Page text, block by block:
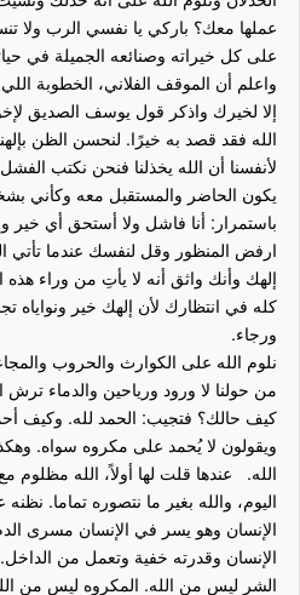
عملها معك؟ باركي يا نفسي الرب ولا
على كل خيراته وصنائعه الجميلة في
واعلم أن الموقف الفلاني، الخطوبة
إلا لخيرك واذكر قول يوسف الصديق
الله فقد قصد به خيرًا. لنحسن الظن
لأنفسنا أن الله يخذلنا فنحن نكتب
يكون الحاضر والمستقبل معه وكأني
باستمرار: أنا فاشل ولا أستحق أي خير
ارفض المنظور وقل لنفسك عندما
إلهك وأنك واثق أنه لا يأتِ من وراء
كله في انتظارك لأن إلهك خير ونواياه
ورجاء.
نلوم الله على الكوارث والحروب
من حولنا لا ورود ورياحين والدماء ترش
كيف حالك؟ فتجيب: الحمد لله. وكيف
ويقولون لا يُحمد على مكروه سواه.
الله. عندها قلت لها أولاً، الله مظلوم
اليوم، والله بغير ما نتصوره تماما.
الإنسان وهو يسر في الإنسان مسرى
الإنسان وقدرته خفية وتعمل من
الشر ليس من الله. المكروه ليس من